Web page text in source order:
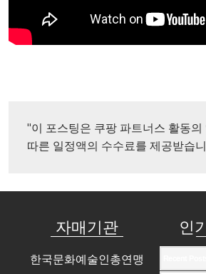
"이 포스팅은 쿠팡 파트너스 활동의
따른 일정액의 수수료를 제공받습
자매기관
한국문화예술인총연맹
인